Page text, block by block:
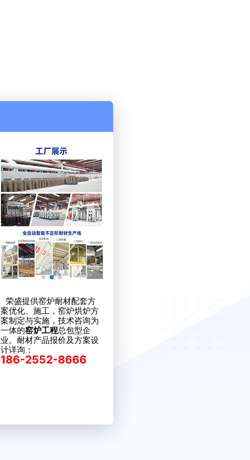
荣盛提供窑炉耐材配套方
案优化、施工，窑炉烘炉方
案制定与实施，技术咨询为
一体的窑炉工程总包型企
业。耐材产品报价及方案设
计详询：
186-2552-8666